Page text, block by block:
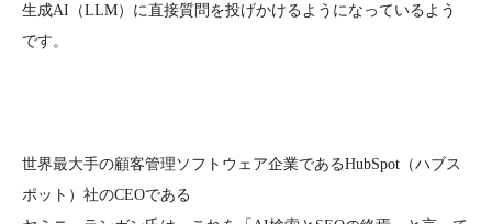
生成AI（LLM）に直接質問を投げかけるようになっているよう
です。
世界最大手の顧客管理ソフトウェア企業であるHubSpot（ハブス
ポット）社のCEOである